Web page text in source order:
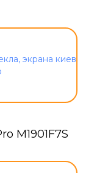
M1901F7S